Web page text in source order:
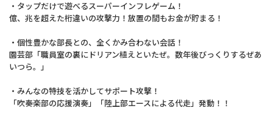
・タップだけで遊べるスーパーインフレゲーム！
億、兆を超えた桁違いの攻撃力！放置の間もお金が貯まる！
・個性豊かな部長との、全くかみ合わない会話！
園芸部「職員室の裏にドリアン植えといたぜ。数年後びっくりするぜあ
いつら。」
・みんなの特技を活かしてサポート攻撃！
「吹奏楽部の応援演奏」「陸上部エースによる代走」発動！！